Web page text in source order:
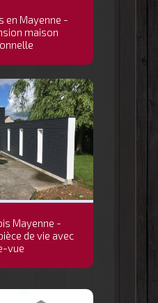
en Mayenne -
maison
Mayenne -
de vie avec
vue